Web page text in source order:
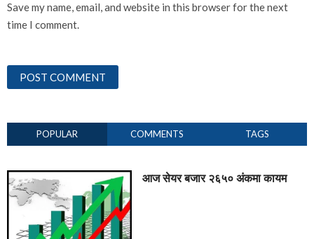
Save my name, email, and website in this browser for the next
time I comment.
POPULAR COMMENTS TAGS
आज सेयर बजार २६५० अंकमा कायम